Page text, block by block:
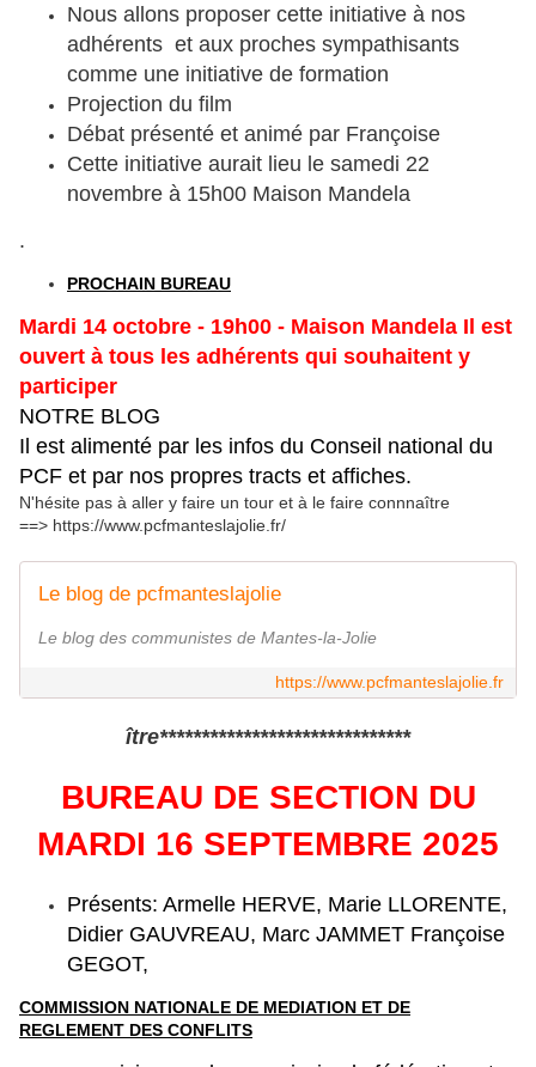
Nous allons proposer cette initiative à nos
adhérents et aux proches sympathisants
comme une initiative de formation
Projection du film
Débat présenté et animé par Françoise
Cette initiative aurait lieu le samedi 22
novembre à 15h00 Maison Mandela
.
PROCHAIN BUREAU
Mardi 14 octobre - 19h00 - Maison Mandela Il est
ouvert à tous les adhérents qui souhaitent y
participer
NOTRE BLOG
Il est alimenté par les infos du Conseil national du
PCF et par nos propres tracts et affiches.
N'hésite pas à aller y faire un tour et à le faire connnaître
==> https://www.pcfmanteslajolie.fr/
Le blog de pcfmanteslajolie
Le blog des communistes de Mantes-la-Jolie
https://www.pcfmanteslajolie.fr
ître******************************
BUREAU DE SECTION DU
MARDI 16 SEPTEMBRE 2025
Présents: Armelle HERVE, Marie LLORENTE,
Didier GAUVREAU, Marc JAMMET Françoise
GEGOT,
COMMISSION NATIONALE DE MEDIATION ET DE
REGLEMENT DES CONFLITS